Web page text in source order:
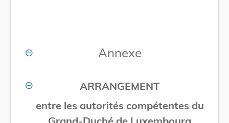
Annexe
ARRANGEMENT
entre les autorités compétentes du